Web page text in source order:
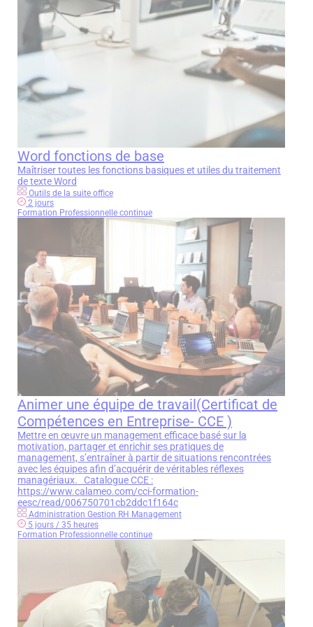
Word fonctions de base
Maîtriser toutes les fonctions basiques et utiles du traitement
de texte Word
Outils de la suite office
2 jours
Formation Professionnelle continue
Animer une équipe de travail(Certificat de
Compétences en Entreprise- CCE )
Mettre en œuvre un management efficace basé sur la
motivation, partager et enrichir ses pratiques de
management, s’entraîner à partir de situations rencontrées
avec les équipes afin d’acquérir de véritables réflexes
managériaux. Catalogue CCE :
https://www.calameo.com/cci-formation-
eesc/read/006750701cb2ddc1f164c
Administration Gestion RH Management
5 jours / 35 heures
Formation Professionnelle continue
Télécharger la fiche en PDF
Envoyer mon message